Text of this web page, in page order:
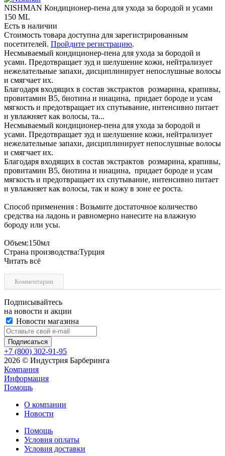
NISHMAN Кондиционер-пена для ухода за бородой и усами
150 ML
Есть в наличии
Стоимость товара доступна для зарегистрированным
посетителей. Пройдите регистрацию.
Несмываемый кондиционер-пена для ухода за бородой и
усами. Предотвращает зуд и шелушение кожи, нейтрализует
нежелательные запахи, дисциплинирует непослушные волосы
и смягчает их.
Благодаря входящих в состав экстрактов розмарина, крапивы,
провитамин В5, биотина и ниацина, придает бороде и усам
мягкость и предотвращает их спутывание, интенсивно питает
и увлажняет как волосы, та...
Несмываемый кондиционер-пена для ухода за бородой и
усами. Предотвращает зуд и шелушение кожи, нейтрализует
нежелательные запахи, дисциплинирует непослушные волосы
и смягчает их.
Благодаря входящих в состав экстрактов розмарина, крапивы,
провитамин В5, биотина и ниацина, придает бороде и усам
мягкость и предотвращает их спутывание, интенсивно питает
и увлажняет как волосы, так и кожу в зоне ее роста.
Cпособ применения : Возьмите достаточное количество
средства на ладонь и равномерно нанесите на влажную
бороду или усы.
Объем:150мл
Страна производства:Турция
Читать всё
Комментарии
Подписывайтесь
на новости и акции
Новости магазина
+7 (800) 302-91-95
2026 © Индустрия Барберинга
Компания
Информация
Помощь
О компании
Новости
Помощь
Условия оплаты
Условия доставки